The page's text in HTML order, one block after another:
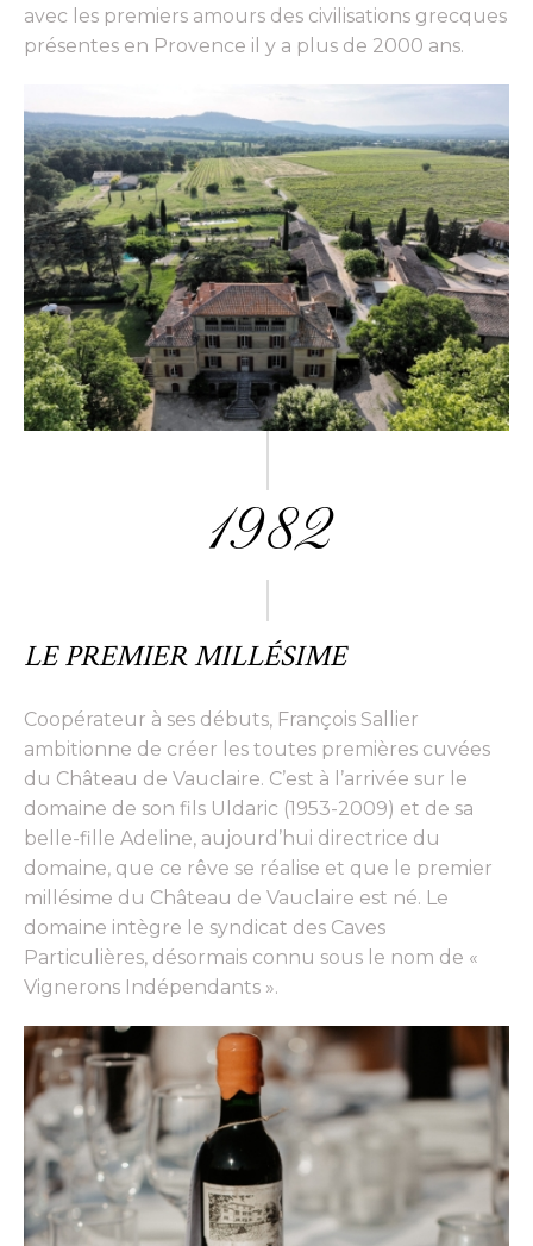
avec les premiers amours des civilisations grecques
présentes en Provence il y a plus de 2000 ans.
1982
LE PREMIER MILLÉSIME
Coopérateur à ses débuts, François Sallier
ambitionne de créer les toutes premières cuvées
du Château de Vauclaire. C’est à l’arrivée sur le
domaine de son fils Uldaric (1953-2009) et de sa
belle-fille Adeline, aujourd’hui directrice du
domaine, que ce rêve se réalise et que le premier
millésime du Château de Vauclaire est né. Le
domaine intègre le syndicat des Caves
Particulières, désormais connu sous le nom de «
Vignerons Indépendants ».